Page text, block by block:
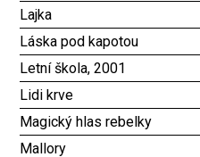
Lajka
Láska pod kapotou
Letní škola, 2001
Lidi krve
Magický hlas rebelky
Mallory